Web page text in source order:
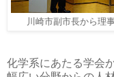
川崎市副市長から理
化学系にあたる学会